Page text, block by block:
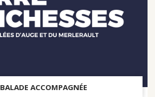
BALADE ACCOMPAGNÉE